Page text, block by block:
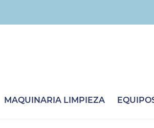
MAQUINARIA LIMPIEZA